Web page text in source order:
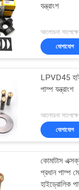
যন্ত্রাংশ
আলোচনা
যোগাযোগ
LPVD45
পাম্প যন্ত্রাংশ
আলোচনা
যোগাযোগ
কোমাটাস
প্রধান পাম্প
হাইড্রোলিক